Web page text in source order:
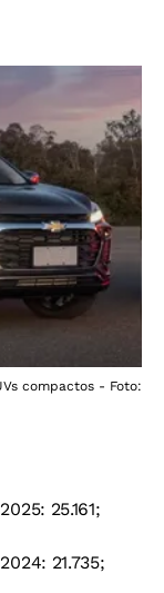
compactos - Foto:
25.161;
21.735;